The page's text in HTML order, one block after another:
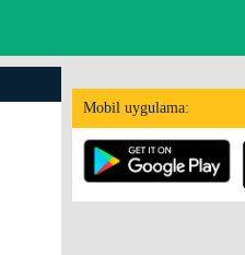
Mobil uygulama: